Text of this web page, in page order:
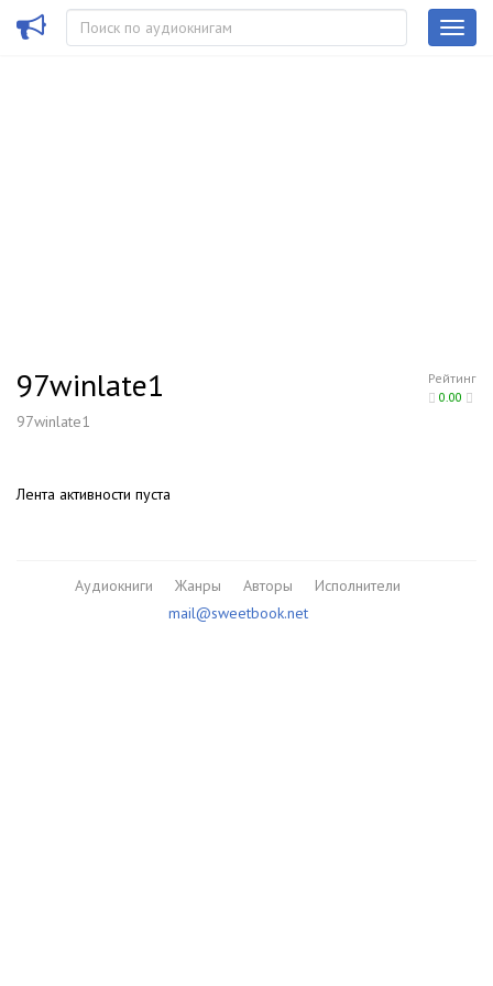
Рейтинг
0.00
97winlate1
97winlate1
Лента активности пуста
Аудиокниги Жанры Авторы
Исполнители
mail@sweetbook.net